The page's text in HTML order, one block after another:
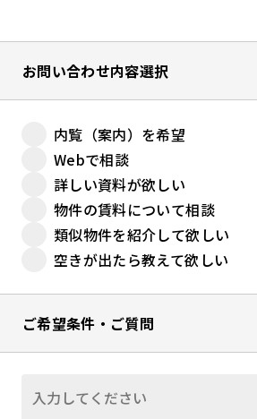
お問い合わせ内容選択
内覧（案内）を希望
Webで相談
詳しい資料が欲しい
物件の賃料について相談
類似物件を紹介して欲しい
空きが出たら教えて欲しい
ご希望条件・ご質問